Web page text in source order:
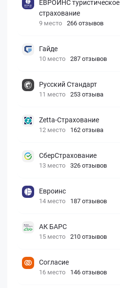
ЕВРОИНС туристическое
страхование
9 место 266 отзывов
Гайде
10 место 287 отзывов
Русский Стандарт
11 место 253 отзыва
Zetta-Страхование
12 место 162 отзыва
СберСтрахование
13 место 326 отзывов
Евроинс
14 место 187 отзывов
АК БАРС
15 место 210 отзывов
Согласие
16 место 146 отзывов